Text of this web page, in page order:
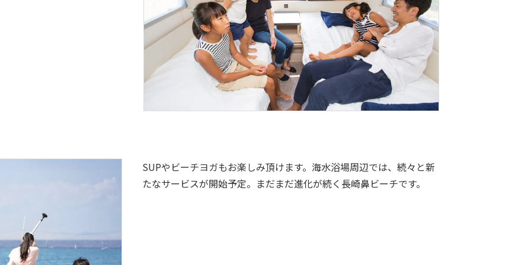
SUPやビーチヨガもお楽しみ頂けます。海水浴場周辺では、続々と新
たなサービスが開始予定。まだまだ進化が続く長崎鼻ビーチです。